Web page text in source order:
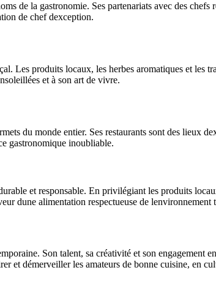
de la gastronomie. Ses partenariats avec des
de chef dexception.
Les produits locaux, les herbes aromatiques et les
et à son art de vivre.
du monde entier. Ses restaurants sont des lieux
gastronomique inoubliable.
et responsable. En privilégiant les produits
dune alimentation respectueuse de
Son talent, sa créativité et son engagement
et démerveiller les amateurs de bonne cuisine, en